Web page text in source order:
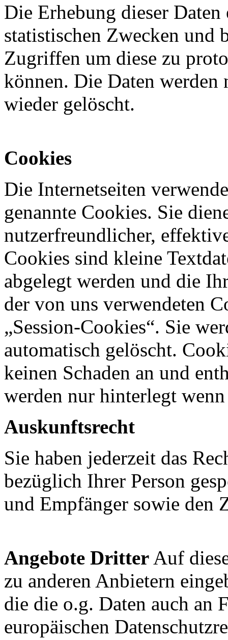
Die Erhebung dieser
statistischen Zwecken und
Zugriffen um diese zu
können. Die Daten werden
wieder gelöscht.
Cookies
Die Internetseiten
genannte Cookies. Sie
nutzerfreundlicher,
Cookies sind kleine
abgelegt werden und die
der von uns verwendeten
„Session-Cookies“. Sie
automatisch gelöscht.
keinen Schaden an und
werden nur hinterlegt
Auskunftsrecht
Sie haben jederzeit das
bezüglich Ihrer Person
und Empfänger sowie den
Angebote Dritter Auf
zu anderen Anbietern
die die o.g. Daten auch an
europäischen